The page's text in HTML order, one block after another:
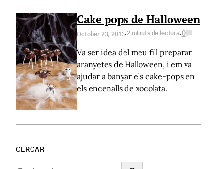
Cake pops de Halloween
October 23, 2013·2 minuts de lectura·0
Va ser idea del meu fill preparar
aranyetes de Halloween, i em va
ajudar a banyar els cake-pops en
els encenalls de xocolata.
CERCAR
Cercar